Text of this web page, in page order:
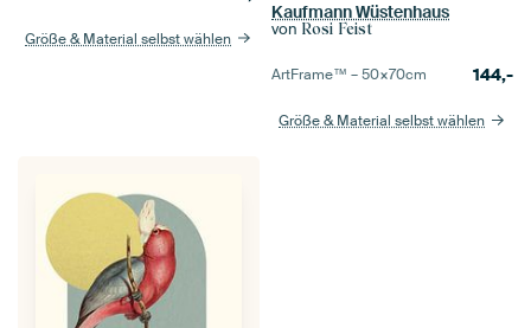
Größe & Material selbst wählen
Kaufmann Wüstenhaus
von Rosi Feist
ArtFrame™ –50×70cm 144,-
Größe & Material selbst wählen